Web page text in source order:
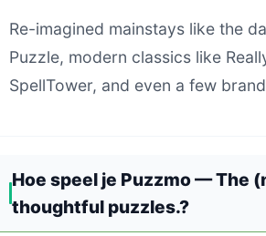
Re-imagined mainstays like the
Puzzle, modern classics like
SpellTower, and even a few
Hoe speel je Puzzmo — The
thoughtful puzzles.?